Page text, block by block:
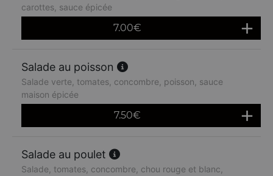
carottes, sauce épicée
7.00€
Salade au poisson
Salade verte, tomates, concombre, poisson, sauce
maison épicée
7.50€
Salade au poulet
Salade, tomates, concombre, chou rouge et blanc,